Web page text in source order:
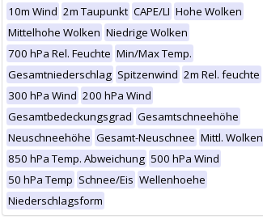
10m Wind 2m Taupunkt CAPE/LI Hohe Wolken
Mittelhohe Wolken Niedrige Wolken
700 hPa Rel. Feuchte Min/Max Temp.
Gesamtniederschlag Spitzenwind 2m Rel. feuchte
300 hPa Wind 200 hPa Wind
Gesamtbedeckungsgrad Gesamtschneehöhe
Neuschneehöhe Gesamt-Neuschnee Mittl. Wolken
850 hPa Temp. Abweichung 500 hPa Wind
50 hPa Temp Schnee/Eis Wellenhoehe
Niederschlagsform